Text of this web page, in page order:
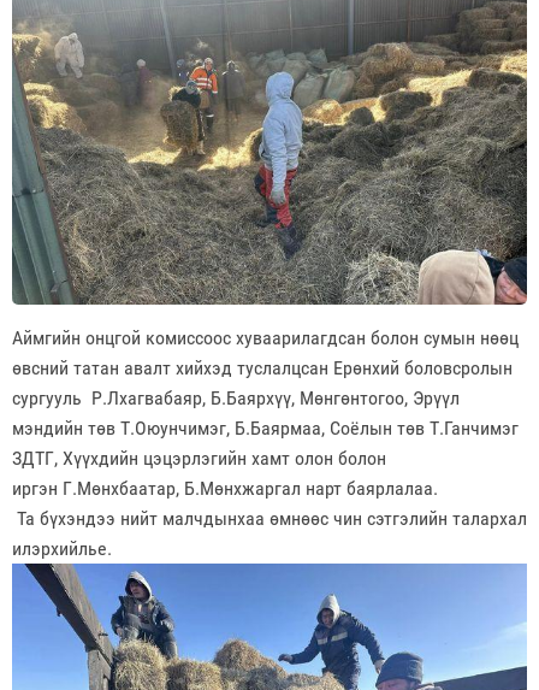
Аймгийн онцгой комиссоос хуваарилагдсан болон сумын нөөц
өвсний татан авалт хийхэд туслалцсан Ерөнхий боловсролын
сургууль Р.Лхагвабаяр, Б.Баярхүү, Мөнгөнтогоо, Эрүүл
мэндийн төв Т.Оюунчимэг, Б.Баярмаа, Соёлын төв Т.Ганчимэг
ЗДТГ, Хүүхдийн цэцэрлэгийн хамт олон болон
иргэн Г.Мөнхбаатар, Б.Мөнхжаргал нарт баярлалаа.
Та бүхэндээ нийт малчдынхаа өмнөөс чин сэтгэлийн талархал
илэрхийлье.